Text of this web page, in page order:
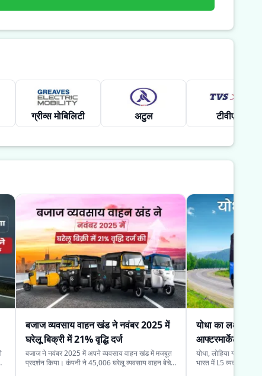
ग्रीव्स मोबिलिटी अटुल टीवीएस
बजाज व्यवसाय वाहन खंड ने नवंबर 2025 में
घरेलू बिक्री में 21% वृद्धि दर्ज
बजाज ने नवंबर 2025 में अपने व्यवसाय वाहन खंड में मजबूत
प्रदर्शन किया। कंपनी ने 45,006 घरेलू व्यवसाय वाहन बेचे,
योधा का लक्ष्य L5
आफ्टरमार्केट राजस्व
योधा, लोहिया ग्लोबल
भारत में L5 व्यवसाय ईवी